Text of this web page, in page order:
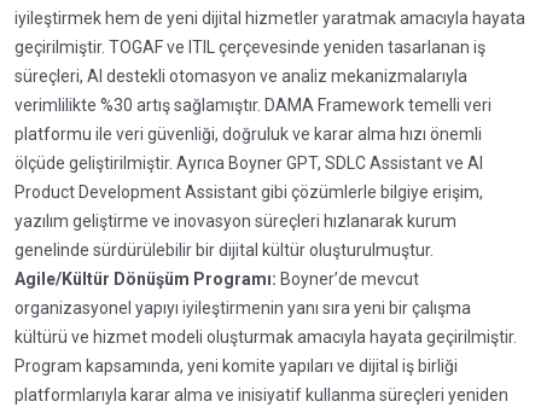
iyileştirmek hem de yeni dijital hizmetler yaratmak amacıyla hayata
geçirilmiştir. TOGAF ve ITIL çerçevesinde yeniden tasarlanan iş
süreçleri, AI destekli otomasyon ve analiz mekanizmalarıyla
verimlilikte %30 artış sağlamıştır. DAMA Framework temelli veri
platformu ile veri güvenliği, doğruluk ve karar alma hızı önemli
ölçüde geliştirilmiştir. Ayrıca Boyner GPT, SDLC Assistant ve AI
Product Development Assistant gibi çözümlerle bilgiye erişim,
yazılım geliştirme ve inovasyon süreçleri hızlanarak kurum
genelinde sürdürülebilir bir dijital kültür oluşturulmuştur.
Agile/Kültür Dönüşüm Programı: Boyner’de mevcut
organizasyonel yapıyı iyileştirmenin yanı sıra yeni bir çalışma
kültürü ve hizmet modeli oluşturmak amacıyla hayata geçirilmiştir.
Program kapsamında, yeni komite yapıları ve dijital iş birliği
platformlarıyla karar alma ve inisiyatif kullanma süreçleri yeniden